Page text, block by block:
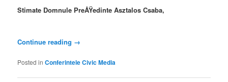
Stimate Domnule PreÅŸedinte Asztalos Csaba,
Continue reading →
Posted in Conferintele Civic Media